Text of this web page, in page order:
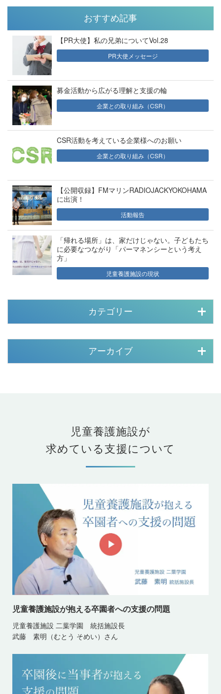
おすすめ記事
【PR大使】私の兄弟についてVol.28
PR大使メッセージ
募金活動から広がる理解と支援の輪
企業との取り組み（CSR）
CSR活動を考えている企業様へのお願い
企業との取り組み（CSR）
【公開収録】FMマリンRADIOJACKYOKOHAMA
に出演！
活動報告
「帰れる場所」は、家だけじゃない。子どもたち
に必要なつながり「パーマネンシーという考え
方」
児童養護施設の現状
カテゴリー
アーカイブ
児童養護施設が
求めている支援について
児童養護施設が抱える卒園者への支援の問題
児童養護施設 二葉学園 統括施設長
武藤 素明（むとう そめい）さん